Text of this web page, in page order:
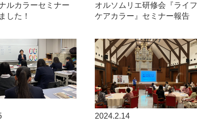
ルカラーセミナー
した！
オルソムリエ研修会『ライフ
ケアカラー』セミナー報告
2024.2.14